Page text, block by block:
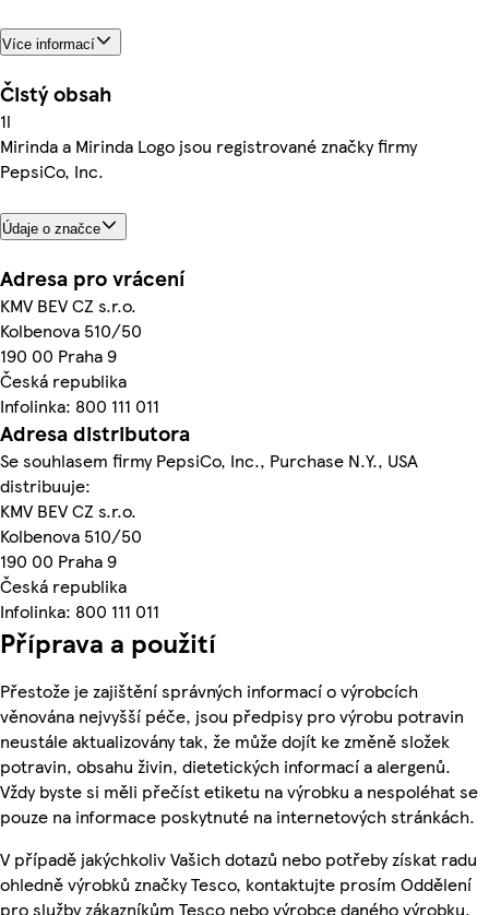
Více informací
Čistý obsah
1l
Mirinda a Mirinda Logo jsou registrované značky firmy
PepsiCo, Inc.
Údaje o značce
Adresa pro vrácení
KMV BEV CZ s.r.o.
Kolbenova 510/50
190 00 Praha 9
Česká republika
Infolinka: 800 111 011
Adresa distributora
Se souhlasem firmy PepsiCo, Inc., Purchase N.Y., USA
distribuuje:
KMV BEV CZ s.r.o.
Kolbenova 510/50
190 00 Praha 9
Česká republika
Infolinka: 800 111 011
Příprava a použití
Přestože je zajištění správných informací o výrobcích
věnována nejvyšší péče, jsou předpisy pro výrobu potravin
neustále aktualizovány tak, že může dojít ke změně složek
potravin, obsahu živin, dietetických informací a alergenů.
Vždy byste si měli přečíst etiketu na výrobku a nespoléhat se
pouze na informace poskytnuté na internetových stránkách.
V případě jakýchkoliv Vašich dotazů nebo potřeby získat radu
ohledně výrobků značky Tesco, kontaktujte prosím Oddělení
pro služby zákazníkům Tesco nebo výrobce daného výrobku,